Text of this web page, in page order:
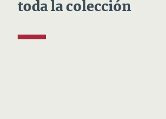
toda la colección